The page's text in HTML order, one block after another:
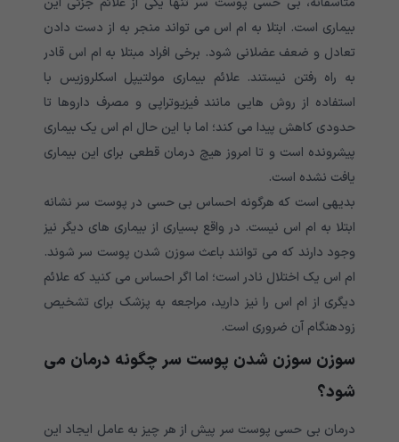
بیماری است. ابتلا به ام اس می تواند منجر به از دست دادن
تعادل و ضعف عضلانی شود. برخی افراد مبتلا به ام اس قادر
به راه رفتن نیستند. علائم بیماری مولتیپل اسکلروزیس با
استفاده از روش هایی مانند فیزیوتراپی و مصرف داروها تا
حدودی کاهش پیدا می کند؛ اما با این حال ام اس یک بیماری
پیشرونده است و تا امروز هیچ درمان قطعی برای این بیماری
یافت نشده است.
بدیهی است که هرگونه احساس بی حسی در پوست سر نشانه
ابتلا به ام اس نیست. در واقع بسیاری از بیماری های دیگر نیز
وجود دارند که می توانند باعث سوزن شدن پوست سر شوند.
ام اس یک اختلال نادر است؛ اما اگر احساس می کنید که علائم
دیگری از ام اس را نیز دارید، مراجعه به پزشک برای تشخیص
زودهنگام آن ضروری است.
سوزن سوزن شدن پوست سر چگونه درمان می
شود؟
درمان بی حسی پوست سر پیش از هر چیز به عامل ایجاد این